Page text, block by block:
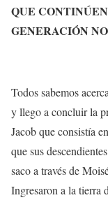
QUE
GENERACIÓN
Todos sabemos
y llego a concluir la
Jacob que consistía
que sus
saco a través de
Ingresaron a la tierra